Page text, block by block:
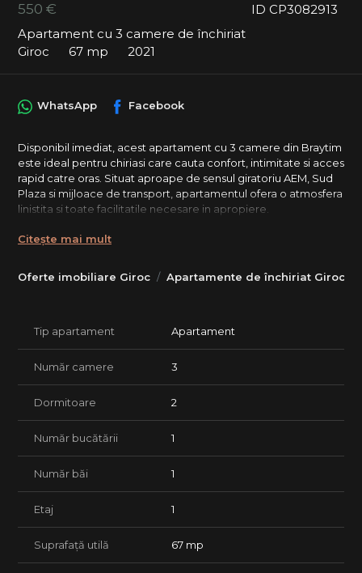
ID CP3082913
550 €
Apartament cu 3 camere de închiriat
Giroc
67 mp 2021
Oferte imobiliare Giroc Apartamente de închiriat Giroc
WhatsApp Facebook
Disponibil imediat, acest apartament cu 3 camere din Braytim
este ideal pentru chiriasi care cauta confort, intimitate si acces
rapid catre oras. Situat aproape de sensul giratoriu AEM, Sud
Plaza si mijloace de transport, apartamentul ofera o atmosfera
linistita si toate facilitatile necesare in apropiere.
Imobil mic cu doar 4 apartamente, 67 mp utili + balcon spatios
pentru birou / work from home, Loc de parcare privat inclus.
conditionat, masina de spalat vase, masina de spalat rufe, baie
Potrivit pentru un cuplu, o familie tanara sau profesionisti.
Pisicile sunt acceptate.
Pentru mai multe detalii sau programarea unei vizionari, ne
puteti contacta telefonic.
Citește mai mult
Tip apartament Apartament
Număr camere 3
Dormitoare 2
Număr bucătării 1
Număr băi 1
Etaj 1
Suprafață utilă 67 mp